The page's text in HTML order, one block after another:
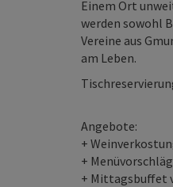
Einem Ort
werden sowohl
Vereine aus
am Leben.
Angebote:
+
+
+ Mittagsbuffet